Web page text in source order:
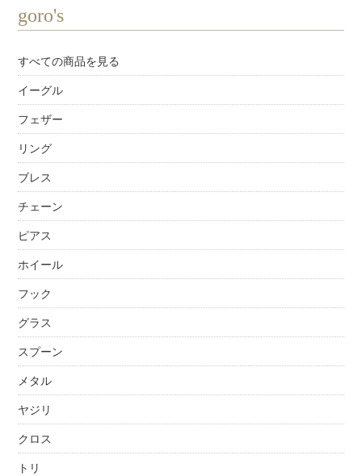
goro's
すべての商品を見る
イーグル
フェザー
リング
ブレス
チェーン
ピアス
ホイール
フック
グラス
スプーン
メタル
ヤジリ
クロス
トリ